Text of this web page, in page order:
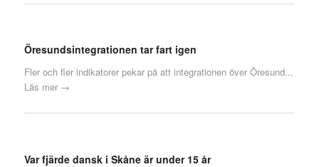
Öresundsintegrationen tar fart igen
Fler och fler indikatorer pekar på att integrationen över Öresund...
Läs mer →
Var fjärde dansk i Skåne är under 15 år